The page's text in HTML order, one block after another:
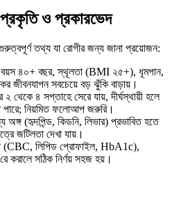
ও প্রকারভেদ
তথ্য যা রোগীর জন্য জানা প্রয়োজন:
বয়স ৪০+ বছর, স্থূলতা (BMI ২৫+), ধূমপান,
জীবনযাপন সবচেয়ে বড় ঝুঁকি বাড়ায়।
২ থেকে ৪ সপ্তাহে সেরে যায়, দীর্ঘস্থায়ী হলে
পারে; নিয়মিত ফলোআপ জরুরি।
অঙ্গ (হৃদপিন্ড, কিডনি, লিভার) প্রভাবিত হতে
জটিলতা দেখা যায়।
(CBC, লিপিড প্রোফাইল, HbA1c),
করালে সঠিক নির্ণয় সহজ হয়।